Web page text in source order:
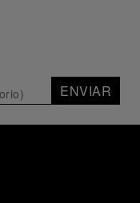
ENVIAR